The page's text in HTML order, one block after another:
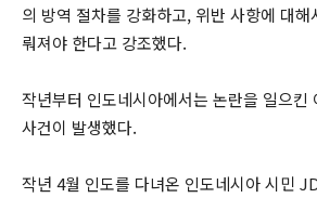
의 방역 절차를 강화하고, 위반 사항에 대해
뤄져야 한다고 강조했다.
작년부터 인도네시아에서는 논란을 일으킨
사건이 발생했다.
작년 4월 인도를 다녀온 인도네시아 시민